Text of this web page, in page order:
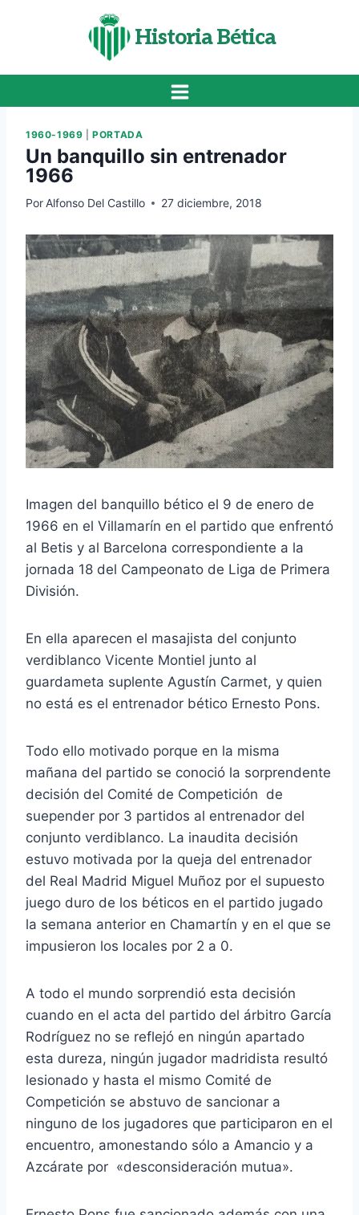
Historia Bética
1960-1969 |PORTADA
Un banquillo sin entrenador
1966
Por Alfonso Del Castillo 27 diciembre, 2018
Imagen del banquillo bético el 9 de enero de
1966 en el Villamarín en el partido que enfrentó
al Betis y al Barcelona correspondiente a la
jornada 18 del Campeonato de Liga de Primera
División.
En ella aparecen el masajista del conjunto
verdiblanco Vicente Montiel junto al
guardameta suplente Agustín Carmet, y quien
no está es el entrenador bético Ernesto Pons.
Todo ello motivado porque en la misma
mañana del partido se conoció la sorprendente
decisión del Comité de Competición de
suepender por 3 partidos al entrenador del
conjunto verdiblanco. La inaudita decisión
estuvo motivada por la queja del entrenador
del Real Madrid Miguel Muñoz por el supuesto
juego duro de los béticos en el partido jugado
la semana anterior en Chamartín y en el que se
impusieron los locales por 2 a 0.
A todo el mundo sorprendió esta decisión
cuando en el acta del partido del árbitro García
Rodríguez no se reflejó en ningún apartado
esta dureza, ningún jugador madridista resultó
lesionado y hasta el mismo Comité de
Competición se abstuvo de sancionar a
ninguno de los jugadores que participaron en el
encuentro, amonestando sólo a Amancio y a
Azcárate por «desconsideración mutua».